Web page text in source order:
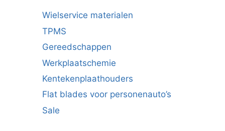
Wielservice materialen
TPMS
Gereedschappen
Werkplaatschemie
Kentekenplaathouders
Flat blades voor personenauto’s
Sale